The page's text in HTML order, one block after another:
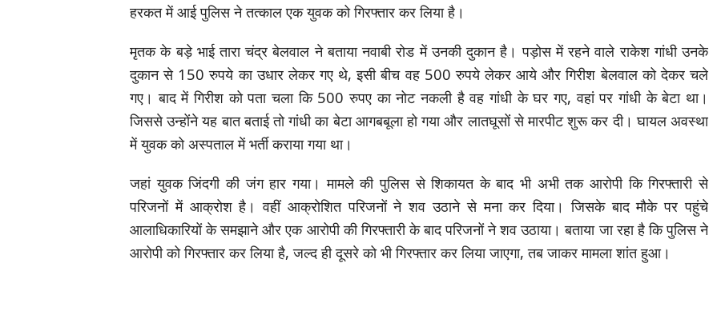
हरकत में आई पुलिस ने तत्काल एक युवक को गिरफ्तार कर लिया है।
मृतक के बड़े भाई तारा चंद्र बेलवाल ने बताया नवाबी रोड में उनकी दुकान है। पड़ोस में रहने वाले राकेश गांधी उनके
दुकान से 150 रुपये का उधार लेकर गए थे, इसी बीच वह 500 रुपये लेकर आये और गिरीश बेलवाल को देकर चले
गए। बाद में गिरीश को पता चला कि 500 रुपए का नोट नकली है वह गांधी के घर गए, वहां पर गांधी के बेटा था।
जिससे उन्होंने यह बात बताई तो गांधी का बेटा आगबबूला हो गया और लातघूसों से मारपीट शुरू कर दी। घायल अवस्था
में युवक को अस्पताल में भर्ती कराया गया था।
जहां युवक जिंदगी की जंग हार गया। मामले की पुलिस से शिकायत के बाद भी अभी तक आरोपी कि गिरफ्तारी से
परिजनों में आक्रोश है। वहीं आक्रोशित परिजनों ने शव उठाने से मना कर दिया। जिसके बाद मौके पर पहुंचे
आलाधिकारियों के समझाने और एक आरोपी की गिरफ्तारी के बाद परिजनों ने शव उठाया। बताया जा रहा है कि पुलिस ने
आरोपी को गिरफ्तार कर लिया है, जल्द ही दूसरे को भी गिरफ्तार कर लिया जाएगा, तब जाकर मामला शांत हुआ।